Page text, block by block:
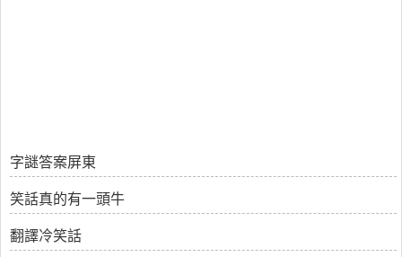
字謎答案屏東
笑話真的有一頭牛
翻譯冷笑話